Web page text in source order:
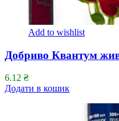
Add to wishlist
Добриво Квантум
6.12 ₴
Додати в кошик